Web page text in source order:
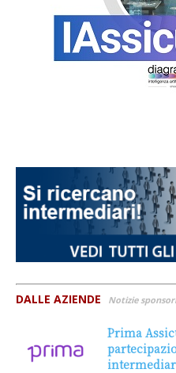
DALLE AZIENDE Notizie
Prima